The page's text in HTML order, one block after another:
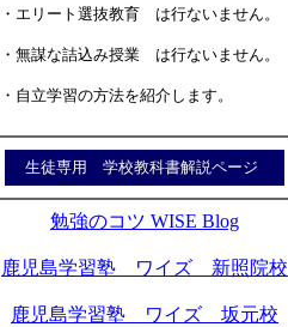
・エリート選抜教育 は行ないません。
・無謀な詰込み授業 は行ないません。
・自立学習の方法を紹介します。
生徒専用 学校教科書解説ページ
勉強のコツ WISE Blog
鹿児島学習塾 ワイズ 新照院校
鹿児島学習塾 ワイズ 坂元校